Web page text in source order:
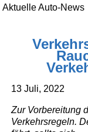
Aktuelle Auto-News
13 Juli, 2022
Zur Vorbereitung
Verkehrsregeln.